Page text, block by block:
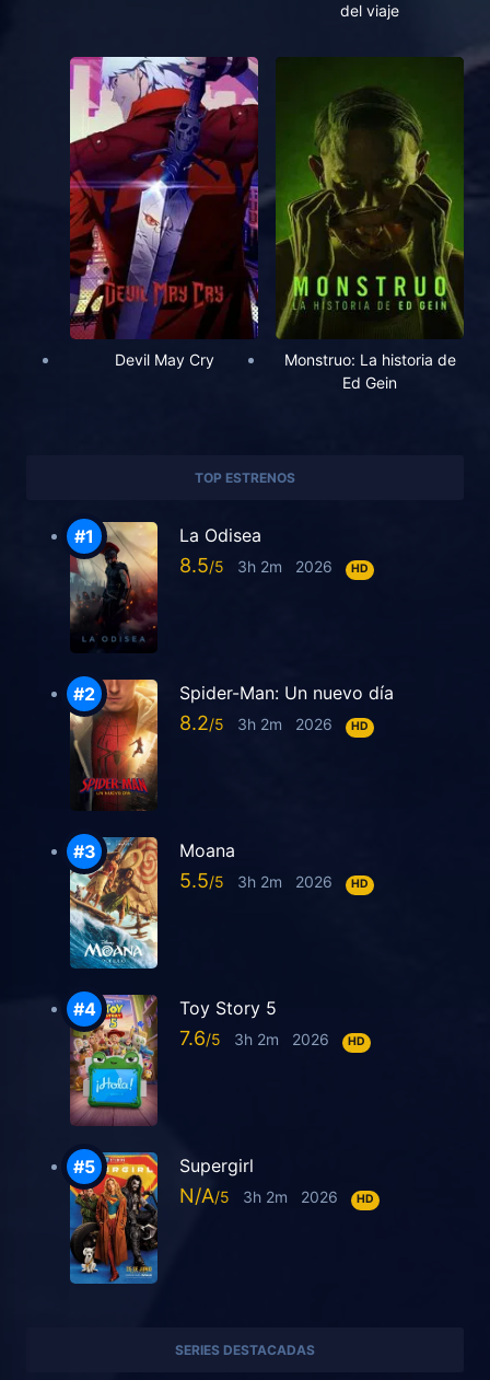
del viaje
Devil May Cry
Monstruo: La historia de
Ed Gein
TOP ESTRENOS
La Odisea
8.5 3h 2m 2026 HD
Spider-Man: Un nuevo día
8.2 3h 2m 2026 HD
Moana
5.5 3h 2m 2026 HD
Toy Story 5
7.6 3h 2m 2026 HD
Supergirl
N/A 3h 2m 2026 HD
SERIES DESTACADAS